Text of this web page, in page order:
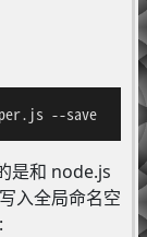
--save
是和 node.js
入全局命名空